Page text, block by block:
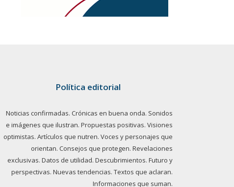
Política editorial
Noticias confirmadas. Crónicas en buena onda. Sonidos
e imágenes que ilustran. Propuestas positivas. Visiones
optimistas. Artículos que nutren. Voces y personajes que
orientan. Consejos que protegen. Revelaciones
exclusivas. Datos de utilidad. Descubrimientos. Futuro y
perspectivas. Nuevas tendencias. Textos que aclaran.
Informaciones que suman.